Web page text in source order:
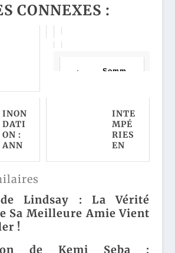
CONNEXES :
Somm
400 POLICIERS
RÉCLAMÉS À
MARSEILLE :
POURQUOI LE
INON
DATI
ON :
ANN
ÉTAT
CHO
C
FACE
À LA
INTE
MPÉ
RIES
EN
NE
CROI
REZ
Lindsay : La Vérité
Sa Meilleure Amie Vient
!
de Kemi Seba :